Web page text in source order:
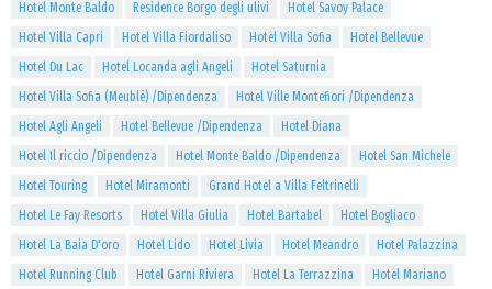
Hotel Monte Baldo Residence Borgo degli ulivi
Hotel Savoy Palace
Hotel Villa Capri
Hotel Villa Fiordaliso Hotel Villa Sofia
Hotel Bellevue
Hotel Du Lac
Hotel Locanda agli Angeli
Hotel Saturnia
Hotel Villa Sofia (Meublè) /Dipendenza
Hotel Ville Montefiori /Dipendenza
Hotel Agli Angeli
Hotel Bellevue /Dipendenza
Hotel Diana
Hotel Il riccio /Dipendenza
Hotel Monte Baldo /Dipendenza
Hotel San Michele
Hotel Touring
Hotel Miramonti
Grand Hotel a Villa Feltrinelli
Hotel Le Fay Resorts
Hotel Villa Giulia Hotel Bartabel
Hotel Bogliaco
Hotel La Baia D'oro
Hotel Lido Hotel Livia Hotel Meandro
Hotel Palazzina
Hotel Running Club
Hotel Garni Riviera Hotel La Terrazzina
Hotel Mariano